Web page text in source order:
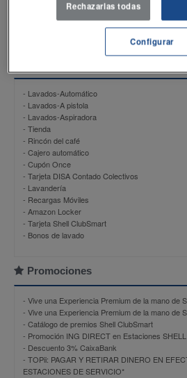
- Shell FuelSave Gasóleo A
- Lavados-Automático
- Lavados-A pistola
- Lavados-Aspiradora
- Tienda
- Rincón del café
- Cajero automático
- Cupón Once
- Tarjeta DISA Contado Colectivos
- Lavandería
- Recargas Móviles
- Amazon Locker
- Tarjeta Shell ClubSmart
- Bonos de lavado
Promociones
- Vive una Experiencia Premium de la mano de
- Vive una Experiencia Premium de la mano de
- Catálogo de premios Shell ClubSmart
- Promoción ING DIRECT en Estaciones
- Descuento 3% CaixaBank
- TOPii: PAGAR Y RETIRAR DINERO EN
ESTACIONES DE SERVICIO*
Rechazarlas todas
Configurar